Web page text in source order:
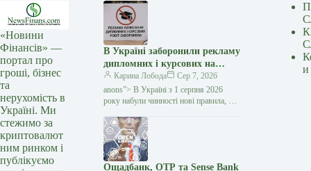
«Новини
Фінансів» —
портал про
гроші, бізнес
та
нерухомість в
Україні. Ми
стежимо за
криптовалют
ним ринком і
публікуємо
В Україні заборонили рекламу
дипломних і курсових на
замовлення: кого стосуються
нові правила — Мінфін
Карина Лобода
Сер 7, 2026
anons”> В Україні з 1 серпня 2026
року набули чинності нові правила, які
з написання академічних робіт замість
студентів і…
Ощадбанк, OTP та Sense Bank
и